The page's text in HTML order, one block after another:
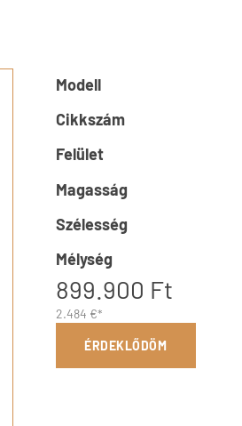
Modell
Cikkszám
Felület
Magasság
Szélesség
Mélység
899.900 Ft
2.484 €*
ÉRDEKLŐDÖM